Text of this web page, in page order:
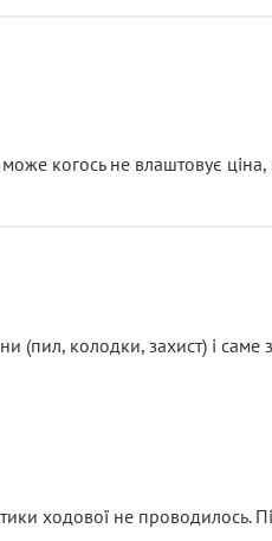
когось не влаштовує
(пил, колодки, захист) і
ходової не проводилось.